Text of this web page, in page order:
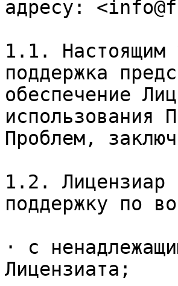
адресу:
1.1. Настоящим
поддержка
обеспечение
использования
Проблем,
1.2. Лицензиар
поддержку по
· с
Лицензиата;